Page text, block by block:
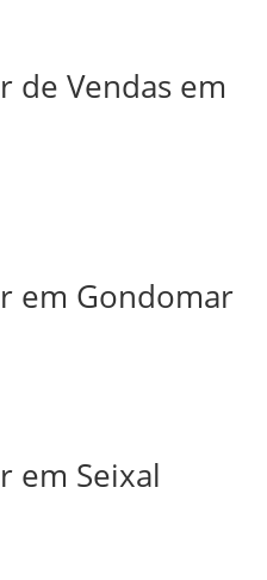
de Vendas em
em Gondomar
em Seixal